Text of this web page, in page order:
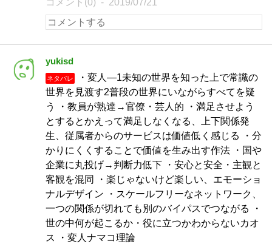
コメント(0) 2019/07/21
yukisd
ネタバレ
・変人―1未知の世界を知った上で常識の
世界を見渡す2普段の世界にいながらすべてを疑
う ・教員が熟達→官僚・芸人的 ・満足させよう
とするとかえって満足しなくなる、上下関係発
生、従属者からのサービスは価値低く感じる ・分
かりにくくすることで価値を生み出す作法 ・国や
企業に丸投げ→判断力低下 ・安心と安全・主観と
客観を混同 ・楽じゃないけど楽しい、エモーショ
ナルデザイン ・スケールフリーなネットワーク、
一つの関係が切れても別のバイパスでつながる ・
世の中何が起こるか・役に立つかわからないカオ
ス ・変人ナマコ理論